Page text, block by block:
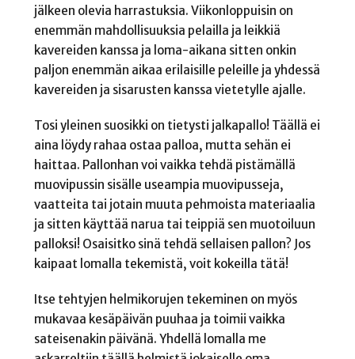
jälkeen olevia harrastuksia. Viikonloppuisin on
enemmän mahdollisuuksia pelailla ja leikkiä
kavereiden kanssa ja loma-aikana sitten onkin
paljon enemmän aikaa erilaisille peleille ja yhdessä
kavereiden ja sisarusten kanssa vietetylle ajalle.
Tosi yleinen suosikki on tietysti jalkapallo! Täällä ei
aina löydy rahaa ostaa palloa, mutta sehän ei
haittaa. Pallonhan voi vaikka tehdä pistämällä
muovipussin sisälle useampia muovipusseja,
vaatteita tai jotain muuta pehmoista materiaalia
ja sitten käyttää narua tai teippiä sen muotoiluun
palloksi! Osaisitko sinä tehdä sellaisen pallon? Jos
kaipaat lomalla tekemistä, voit kokeilla tätä!
Itse tehtyjen helmikorujen tekeminen on myös
mukavaa kesäpäivän puuhaa ja toimii vaikka
sateisenakin päivänä. Yhdellä lomalla me